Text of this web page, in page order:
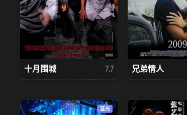
十月围城 7.7 兄弟情人
蓝光